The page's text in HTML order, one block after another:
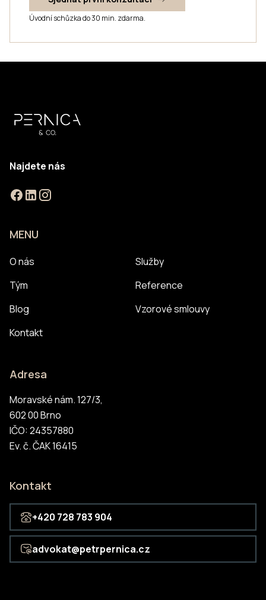
Úvodní schůzka do 30 min. zdarma.
Najdete nás
MENU
O nás
Služby
Tým
Reference
Blog
Vzorové smlouvy
Kontakt
Adresa
Moravské nám. 127/3,
602 00 Brno
IČO: 24357880
Ev. č. ČAK 16415
Kontakt
+420 728 783 904
advokat@petrpernica.cz